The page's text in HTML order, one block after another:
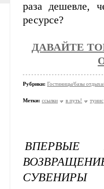
раза дешевле,
ресурсе?
ДАВАЙТЕ
Рубрики: Гостиницы/базы
Метки: ссылки в путь! тунис
ВПЕРВЫЕ
СУВЕНИРЫ